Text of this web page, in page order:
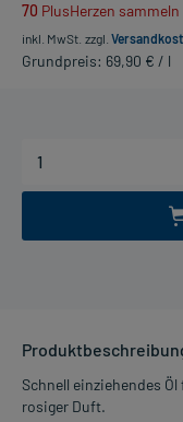
70 PlusHerzen sammeln
inkl. MwSt. zzgl.
Grundpreis: 69,90 € / l
Schnell einziehendes
rosiger Duft.